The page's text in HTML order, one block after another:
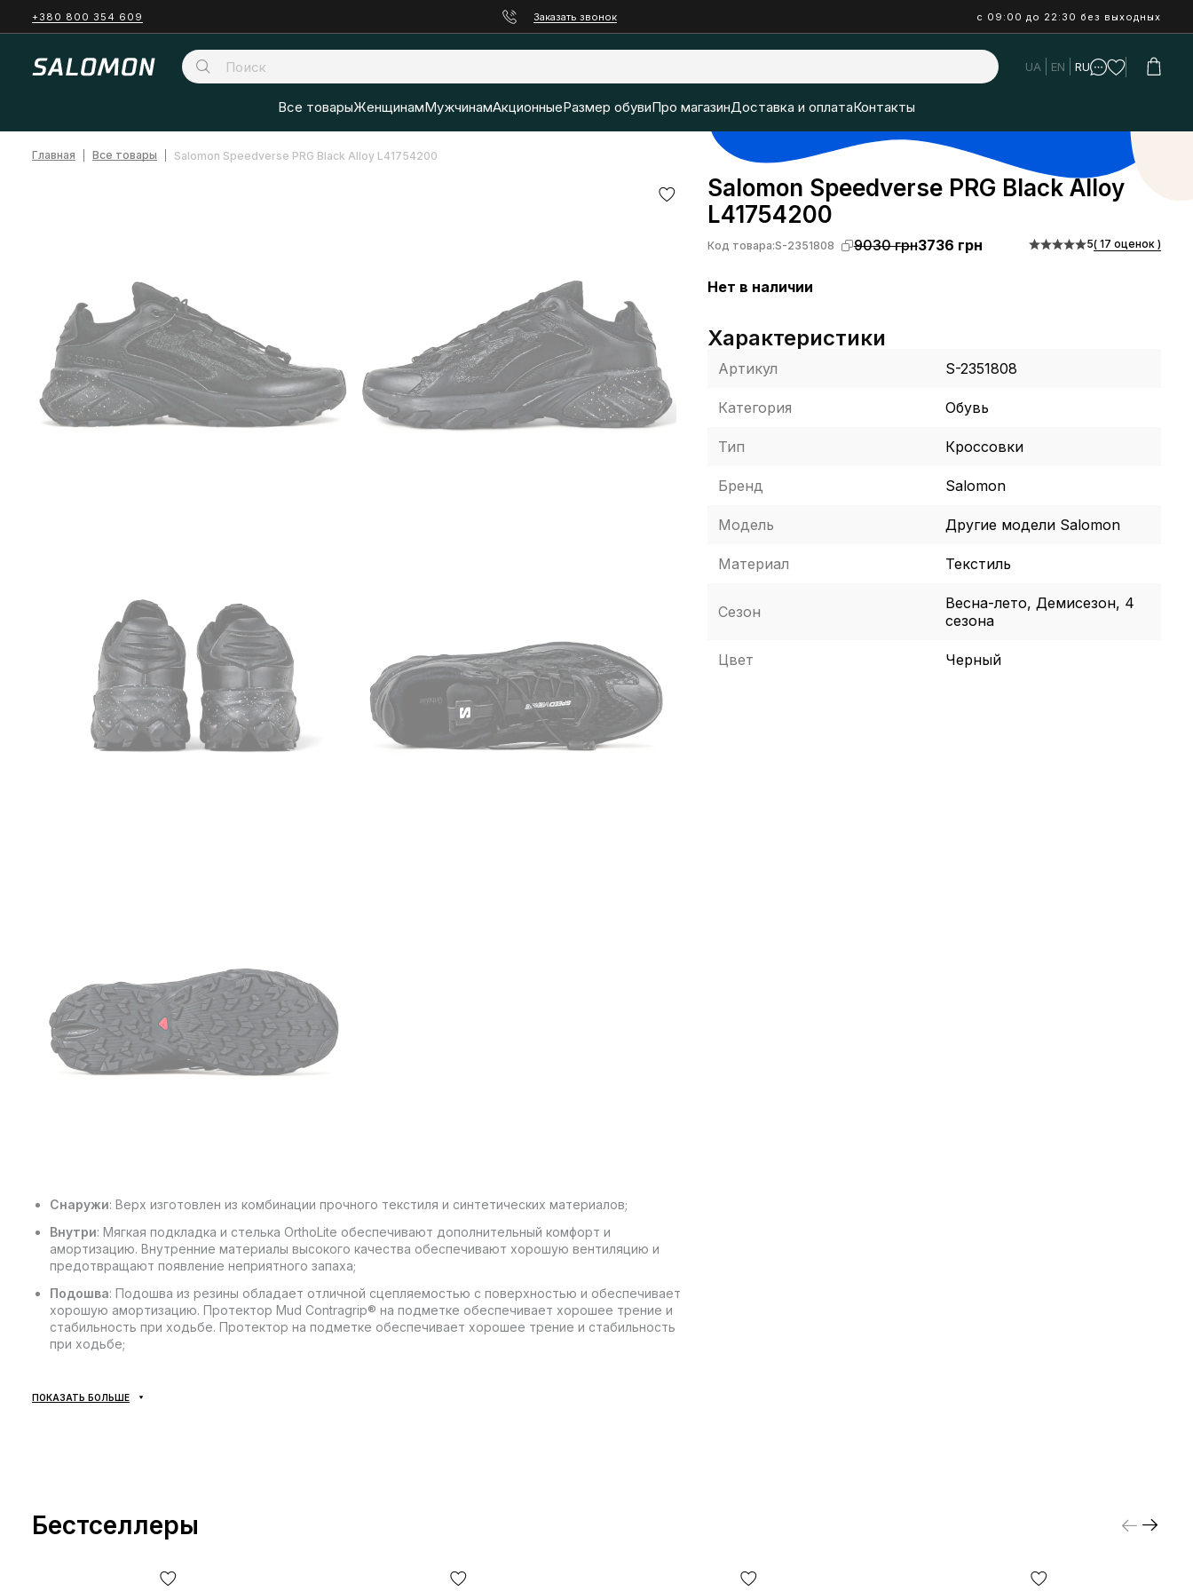
+380 800 354 609 Заказать звонок с 09:00 до 22:30 без выходных
UA EN RU
Все товарыЖенщинамМужчинамАкционныеРазмер обувиПро магазинДоставка и оплатаКонтакты
Главная Все товары Salomon Speedverse PRG Black Alloy L41754200
Снаружи: Верх изготовлен из комбинации прочного текстиля и синтетических материалов;
Внутри: Мягкая подкладка и стелька OrthoLite обеспечивают дополнительный комфорт и
амортизацию. Внутренние материалы высокого качества обеспечивают хорошую вентиляцию и
предотвращают появление неприятного запаха;
Подошва: Подошва из резины обладает отличной сцепляемостью с поверхностью и обеспечивает
хорошую амортизацию. Протектор Mud Contragrip® на подметке обеспечивает хорошее трение и
стабильность при ходьбе. Протектор на подметке обеспечивает хорошее трение и стабильность
при ходьбе;
Производитель
момента подтверждения заказа. Товар можно обменять или вернуть. В случае, если что-то не
подошло — покупатель может абсолютно бесплатно отказаться от посылки на отделении почты!
ПОКАЗАТЬ БОЛЬШЕ
Salomon Speedverse PRG Black Alloy
L41754200
Код товара:S-2351808 9030 грн3736 грн 5( 17 оценок )
Нет в наличии
Характеристики
Артикул S-2351808
Категория Обувь
Тип Кроссовки
Бренд Salomon
Модель Другие модели Salomon
Материал Текстиль
Сезон
Весна-лето, Демисезон, 4
сезона
Цвет Черный
Бестселлеры